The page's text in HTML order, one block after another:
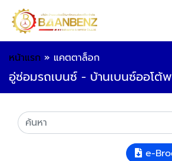
หน้าแรก » แคตตาล็อก
อู่ซ่อมรถเบนซ์ - บ้านเบนซ์ออโต้
e-